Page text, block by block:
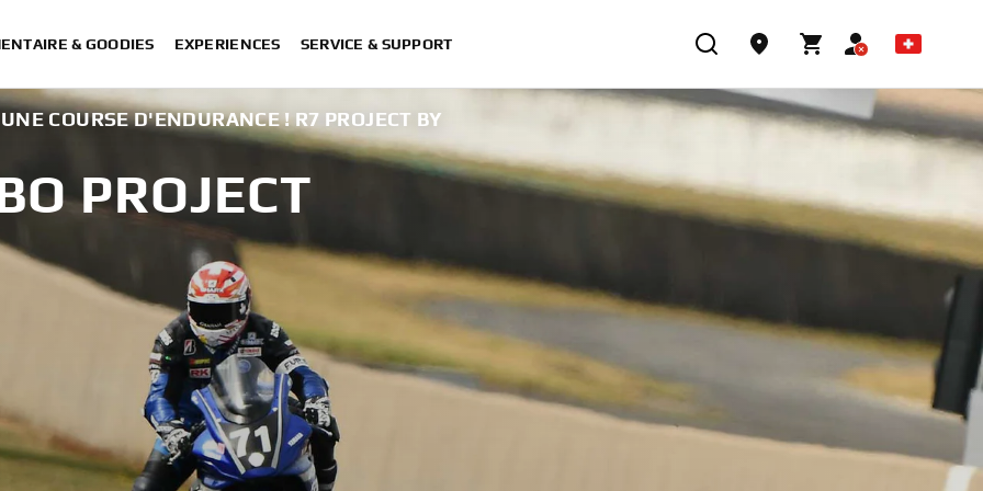
& GOODIES EXPERIENCES SERVICE & SUPPORT
COURSE D'ENDURANCE ! R7 PROJECT BY
PROJECT